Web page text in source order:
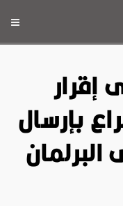
بإرسال
البرلمان